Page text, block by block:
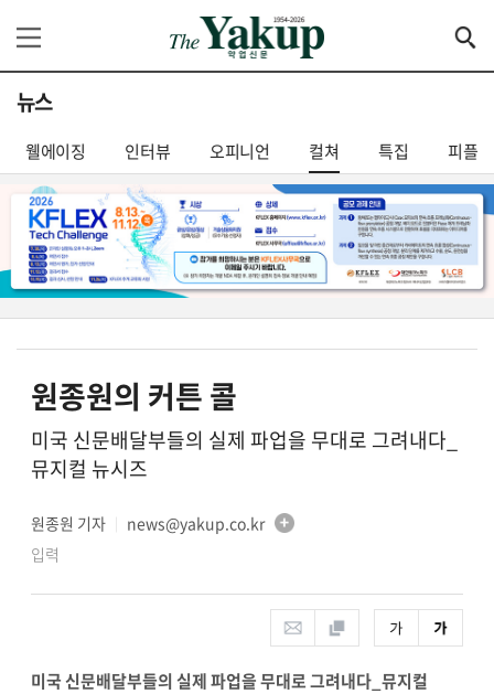
뉴스
웰에이징 인터뷰 오피니언 컬쳐 특집 피플
원종원의 커튼 콜
미국 신문배달부들의 실제 파업을 무대로 그려내다_
뮤지컬 뉴시즈
원종원 기자
news@yakup.co.kr
입력
미국 신문배달부들의 실제 파업을 무대로 그려내다 _뮤지컬